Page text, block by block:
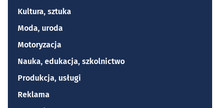
Kultura, sztuka
Moda, uroda
Motoryzacja
Nauka, edukacja, szkolnictwo
Produkcja, usługi
Reklama